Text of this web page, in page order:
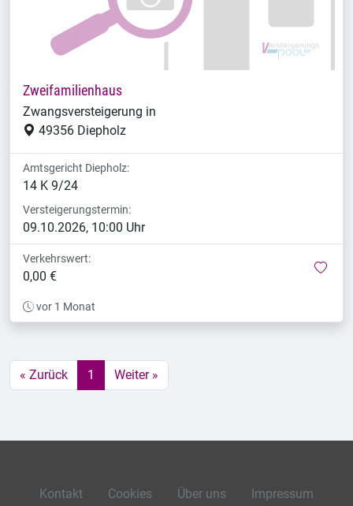
Zweifamilienhaus
Zwangsversteigerung in
49356 Diepholz
Amtsgericht Diepholz:
14 K 9/24
Versteigerungstermin:
09.10.2026, 10:00 Uhr
Verkehrswert:
0,00 €
vor 1 Monat
« Zurück 1 Weiter »
Kontakt Cookies Über uns Impressum